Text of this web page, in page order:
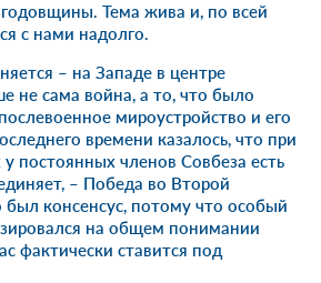
Тема жива и, по всей
с нами надолго.
– на Западе в центре
не сама война, а то, что было
мироустройство и его
времени казалось, что при
у постоянных членов Совбеза есть
– Победа во Второй
консенсус, потому что особый
на общем понимании
фактически ставится под